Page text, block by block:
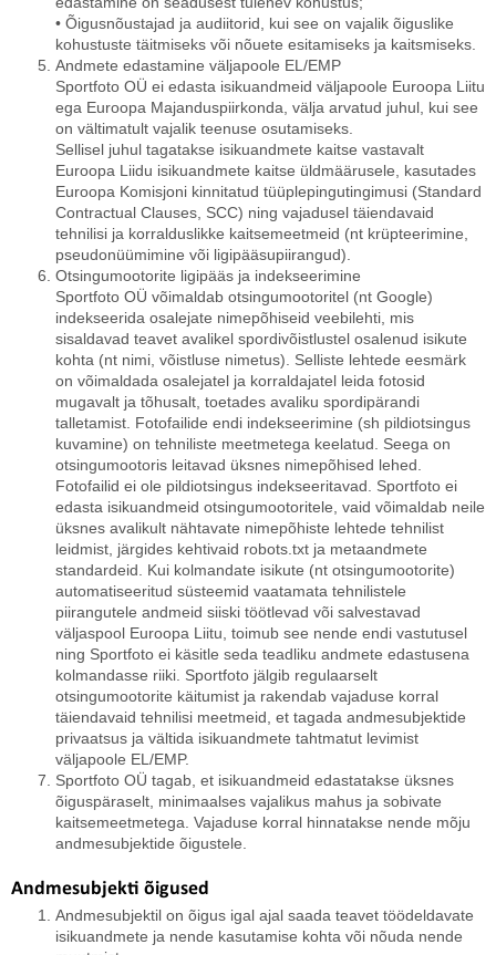
• Õigusnõustajad ja audiitorid, kui see on vajalik õiguslike
kohustuste täitmiseks või nõuete esitamiseks ja kaitsmiseks.
Andmete edastamine väljapoole EL/EMP
Sportfoto OÜ ei edasta isikuandmeid väljapoole Euroopa Liitu
ega Euroopa Majanduspiirkonda, välja arvatud juhul, kui see
on vältimatult vajalik teenuse osutamiseks.
Sellisel juhul tagatakse isikuandmete kaitse vastavalt
Euroopa Liidu isikuandmete kaitse üldmäärusele, kasutades
Euroopa Komisjoni kinnitatud tüüplepingutingimusi (Standard
Contractual Clauses, SCC) ning vajadusel täiendavaid
tehnilisi ja korralduslikke kaitsemeetmeid (nt krüpteerimine,
pseudonüümimine või ligipääsupiirangud).
Otsingumootorite ligipääs ja indekseerimine
Sportfoto OÜ võimaldab otsingumootoritel (nt Google)
indekseerida osalejate nimepõhiseid veebilehti, mis
sisaldavad teavet avalikel spordivõistlustel osalenud isikute
kohta (nt nimi, võistluse nimetus). Selliste lehtede eesmärk
on võimaldada osalejatel ja korraldajatel leida fotosid
mugavalt ja tõhusalt, toetades avaliku spordipärandi
talletamist. Fotofailide endi indekseerimine (sh pildiotsingus
kuvamine) on tehniliste meetmetega keelatud. Seega on
otsingumootoris leitavad üksnes nimepõhised lehed.
Fotofailid ei ole pildiotsingus indekseeritavad. Sportfoto ei
edasta isikuandmeid otsingumootoritele, vaid võimaldab neile
üksnes avalikult nähtavate nimepõhiste lehtede tehnilist
leidmist, järgides kehtivaid robots.txt ja metaandmete
standardeid. Kui kolmandate isikute (nt otsingumootorite)
automatiseeritud süsteemid vaatamata tehnilistele
piirangutele andmeid siiski töötlevad või salvestavad
väljaspool Euroopa Liitu, toimub see nende endi vastutusel
ning Sportfoto ei käsitle seda teadliku andmete edastusena
kolmandasse riiki. Sportfoto jälgib regulaarselt
otsingumootorite käitumist ja rakendab vajaduse korral
täiendavaid tehnilisi meetmeid, et tagada andmesubjektide
privaatsus ja vältida isikuandmete tahtmatut levimist
väljapoole EL/EMP.
Sportfoto OÜ tagab, et isikuandmeid edastatakse üksnes
õiguspäraselt, minimaalses vajalikus mahus ja sobivate
kaitsemeetmetega. Vajaduse korral hinnatakse nende mõju
andmesubjektide õigustele.
Andmesubjekti õigused
Andmesubjektil on õigus igal ajal saada teavet töödeldavate
isikuandmete ja nende kasutamise kohta või nõuda nende